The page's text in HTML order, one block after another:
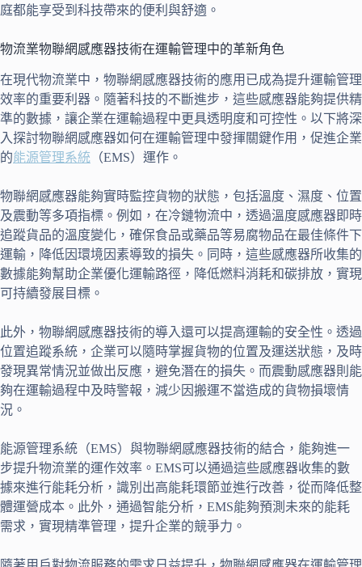
庭都能享受到科技帶來的便利與舒適。
物流業物聯網感應器技術在運輸管理中的革新角色
在現代物流業中，物聯網感應器技術的應用已成為提升運輸管理
效率的重要利器。隨著科技的不斷進步，這些感應器能夠提供精
準的數據，讓企業在運輸過程中更具透明度和可控性。以下將深
入探討物聯網感應器如何在運輸管理中發揮關鍵作用，促進企業
的能源管理系統 （EMS）運作。
物聯網感應器能夠實時監控貨物的狀態，包括溫度、濕度、位置
及震動等多項指標。例如，在冷鏈物流中，透過溫度感應器即時
追蹤貨品的溫度變化，確保食品或藥品等易腐物品在最佳條件下
運輸，降低因環境因素導致的損失。同時，這些感應器所收集的
數據能夠幫助企業優化運輸路徑，降低燃料消耗和碳排放，實現
可持續發展目標。
此外，物聯網感應器技術的導入還可以提高運輸的安全性。透過
位置追蹤系統，企業可以隨時掌握貨物的位置及運送狀態，及時
發現異常情況並做出反應，避免潛在的損失。而震動感應器則能
夠在運輸過程中及時警報，減少因搬運不當造成的貨物損壞情
況。
能源管理系統（EMS）與物聯網感應器技術的結合，能夠進一
步提升物流業的運作效率。EMS可以通過這些感應器收集的數
據來進行能耗分析，識別出高能耗環節並進行改善，從而降低整
體運營成本。此外，通過智能分析，EMS能夠預測未來的能耗
需求，實現精準管理，提升企業的競爭力。